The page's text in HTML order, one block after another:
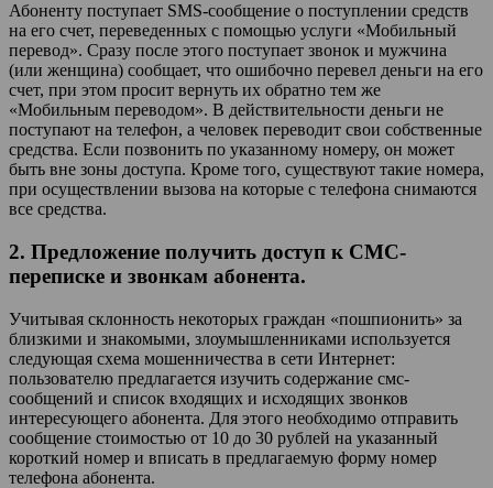
Абоненту поступает SMS-сообщение о поступлении средств
на его счет, переведенных с помощью услуги «Мобильный
перевод». Сразу после этого поступает звонок и мужчина
(или женщина) сообщает, что ошибочно перевел деньги на его
счет, при этом просит вернуть их обратно тем же
«Мобильным переводом». В действительности деньги не
поступают на телефон, а человек переводит свои собственные
средства. Если позвонить по указанному номеру, он может
быть вне зоны доступа. Кроме того, существуют такие номера,
при осуществлении вызова на которые с телефона снимаются
все средства.
2. Предложение получить доступ к СМС-
переписке и звонкам абонента.
Учитывая склонность некоторых граждан «пошпионить» за
близкими и знакомыми, злоумышленниками используется
следующая схема мошенничества в сети Интернет:
пользователю предлагается изучить содержание смс-
сообщений и список входящих и исходящих звонков
интересующего абонента. Для этого необходимо отправить
сообщение стоимостью от 10 до 30 рублей на указанный
короткий номер и вписать в предлагаемую форму номер
телефона абонента.